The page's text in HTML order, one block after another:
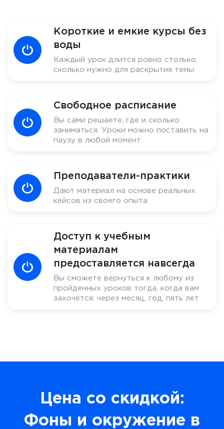
Короткие и емкие курсы без
воды
Каждый урок длится ровно столько,
сколько нужно для раскрытия темы
Свободное расписание
Вы сами решаете, где и сколько
заниматься. Уроки можно поставить на
паузу в любой момент
Преподаватели-практики
Дают материал на основе реальных
кейсов из своего опыта
Доступ к учебным
материалам
предоставляется навсегда
Вы сможете вернуться к любому из
пройденных уроков тогда, когда вам
захочется: через месяц, год, пять лет
Цена со скидкой:
Фоны и окружение в